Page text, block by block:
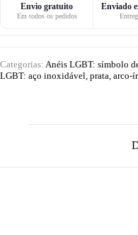
Envio gratuito
Em todos os pedidos
Enviado
Categorias: Anéis LGBT: símbolo
LGBT: aço inoxidável, prata, arco-